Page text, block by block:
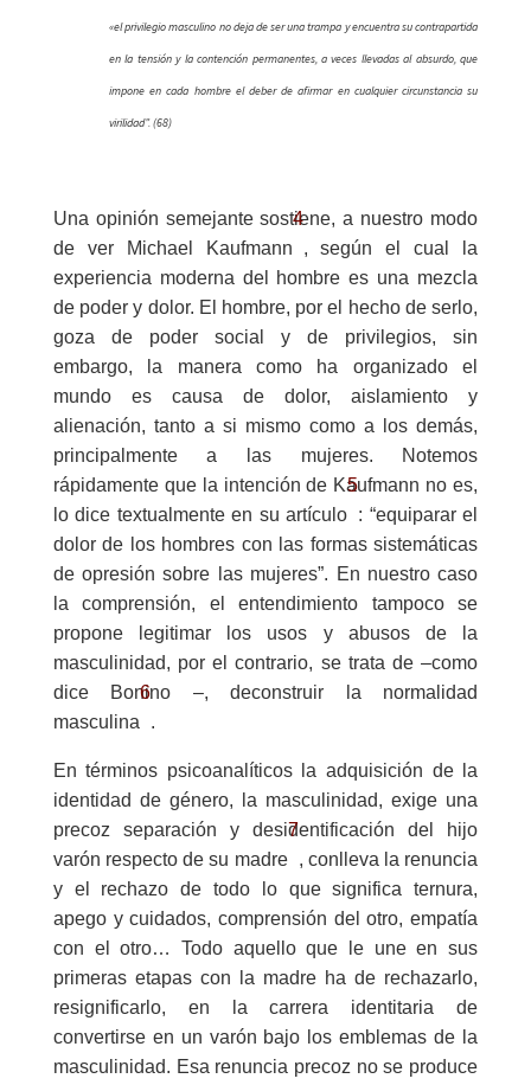
«el privilegio masculino no deja de ser una trampa y encuentra su contrapartida
en la tensión y la contención permanentes, a veces llevadas al absurdo, que
impone en cada hombre el deber de afirmar en cualquier circunstancia su
virilidad”. (68)
Una opinión semejante sostiene, a nuestro modo
de ver Michael Kaufmann
4
, según el cual la
experiencia moderna del hombre es una mezcla
de poder y dolor. El hombre, por el hecho de serlo,
goza de poder social y de privilegios, sin
embargo, la manera como ha organizado el
mundo es causa de dolor, aislamiento y
alienación, tanto a si mismo como a los demás,
principalmente a las mujeres. Notemos
rápidamente que la intención de Kaufmann no es,
lo dice textualmente en su artículo
5
: “equiparar el
dolor de los hombres con las formas sistemáticas
de opresión sobre las mujeres”. En nuestro caso
la comprensión, el entendimiento tampoco se
propone legitimar los usos y abusos de la
masculinidad, por el contrario, se trata de –como
dice Bonino –, deconstruir la normalidad
masculina
6
.
En términos psicoanalíticos la adquisición de la
identidad de género, la masculinidad, exige una
precoz separación y desidentificación del hijo
varón respecto de su madre
7
, conlleva la renuncia
y el rechazo de todo lo que significa ternura,
apego y cuidados, comprensión del otro, empatía
con el otro… Todo aquello que le une en sus
primeras etapas con la madre ha de rechazarlo,
resignificarlo, en la carrera identitaria de
convertirse en un varón bajo los emblemas de la
masculinidad. Esa renuncia precoz no se produce